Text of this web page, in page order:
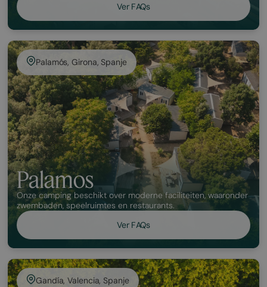
Ver FAQs
Palamós, Girona, Spanje
Palamos
Onze camping beschikt over moderne faciliteiten, waaronder
zwembaden, speelruimtes en restaurants.
Ver FAQs
Gandía, Valencia, Spanje